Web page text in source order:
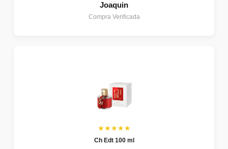
Joaquin
Compra Verificada
★★★★★
Ch Edt 100 ml